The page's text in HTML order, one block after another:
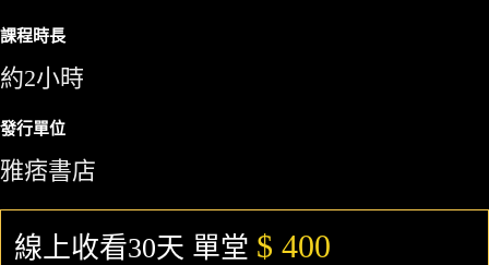
課程時長
約2小時
發行單位
雅痞書店
線上收看30天 單堂 $ 400